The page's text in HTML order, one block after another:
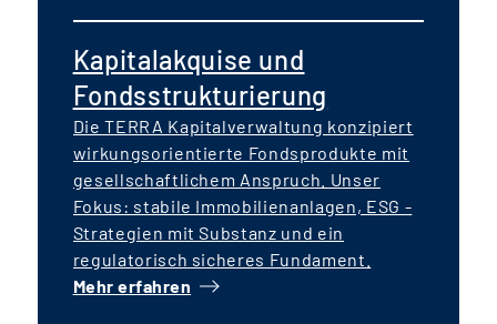
Kapitalakquise und
Fondsstrukturierung
Die TERRA Kapitalverwaltung konzipiert
wirkungsorientierte Fondsprodukte mit
gesellschaftlichem Anspruch. Unser
Fokus: stabile Immobilienanlagen, ESG -
Strategien mit Substanz und ein
regulatorisch sicheres Fundament.
Mehr erfahren